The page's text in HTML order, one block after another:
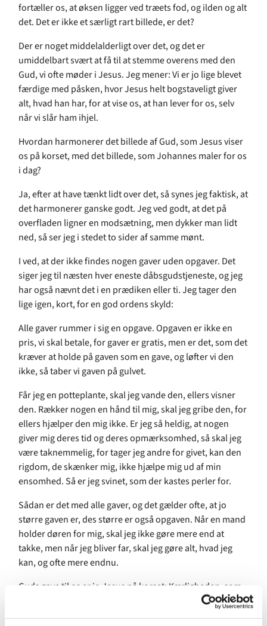
fortæller os, at øksen ligger ved træets fod, og ilden og alt
det. Det er ikke et særligt rart billede, er det?
Der er noget middelalderligt over det, og det er
umiddelbart svært at få til at stemme overens med den
Gud, vi ofte møder i Jesus. Jeg mener: Vi er jo lige blevet
færdige med påsken, hvor Jesus helt bogstaveligt giver
alt, hvad han har, for at vise os, at han lever for os, selv
når vi slår ham ihjel.
Hvordan harmonerer det billede af Gud, som Jesus viser
os på korset, med det billede, som Johannes maler for os
i dag?
Ja, efter at have tænkt lidt over det, så synes jeg faktisk, at
det harmonerer ganske godt. Jeg ved godt, at det på
overfladen ligner en modsætning, men dykker man lidt
ned, så ser jeg i stedet to sider af samme mønt.
I ved, at der ikke findes nogen gaver uden opgaver. Det
siger jeg til næsten hver eneste dåbsgudstjeneste, og jeg
har også nævnt det i en prædiken eller ti. Jeg tager den
lige igen, kort, for en god ordens skyld:
Alle gaver rummer i sig en opgave. Opgaven er ikke en
pris, vi skal betale, for gaver er gratis, men er det, som det
kræver at holde på gaven som en gave, og løfter vi den
ikke, så taber vi gaven på gulvet.
Får jeg en potteplante, skal jeg vande den, ellers visner
den. Rækker nogen en hånd til mig, skal jeg gribe den, for
ellers hjælper den mig ikke. Er jeg så heldig, at nogen
giver mig deres tid og deres opmærksomhed, så skal jeg
være taknemmelig, for tager jeg andre for givet, kan den
rigdom, de skænker mig, ikke hjælpe mig ud af min
ensomhed. Så er jeg svinet, som der kastes perler for.
Sådan er det med alle gaver, og det gælder ofte, at jo
større gaven er, des større er også opgaven. Når en mand
holder døren for mig, skal jeg ikke gøre mere end at
takke, men når jeg bliver far, skal jeg gøre alt, hvad jeg
kan, og ofte mere endnu.
Guds gave til os er jo Jesus på korset: Kærligheden, som
dør for os. Kærligheden, som overvinder døden for os.
Løftet om, at vi er Guds børn, at magten bag alle himle og